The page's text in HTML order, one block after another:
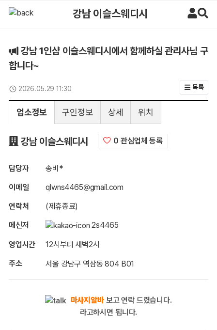
강남 이슬스웨디시
강남 1인샵 이슬스웨디시에서 함께하실 관리사님 구
합니다~
2026.05.29 11:30
업데이트일
목록
업소정보 구인정보 상세 위치
강남 이슬스웨디시 구인정보0 관심업체 등록
담당자 송비*
이메일 qlwns4465@gmail.com
연락처 (제휴종료)
메신저 2s4465
영업시간 12시부터 새벽2시
주소 서울 강남구 역삼동 804 B01
마사지알바보고 연락 드렸습니다.
라고하시면 됩니다.